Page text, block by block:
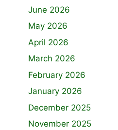
June 2026
May 2026
April 2026
March 2026
February 2026
January 2026
December 2025
November 2025